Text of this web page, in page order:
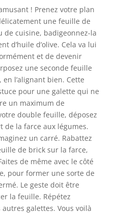
! Prenez votre plan
une feuille de
de cuisine, badigeonnez-la
d’huile d’olive. Cela va lui
et de devenir
une seconde feuille
l’alignant bien. Cette
pour une galette qui ne
un maximum de
double feuille, déposez
de la farce aux légumes.
un carré. Rabattez
de brick sur la farce,
de même avec le côté
pour former une sorte de
Le geste doit être
la feuille. Répétez
galettes. Vous voilà